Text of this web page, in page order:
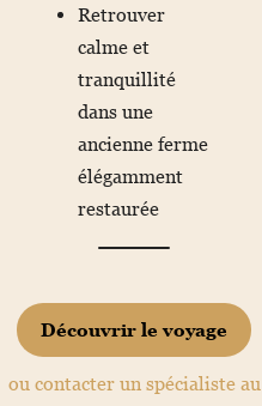
Retrouver
calme et
tranquillité
dans une
ancienne ferme
élégamment
restaurée
Découvrir le voyage
ou contacter un spécialiste au